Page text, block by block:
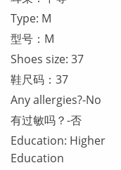
Type: M
型号：M
Shoes size: 37
鞋尺码：37
Any allergies?-No
有过敏吗？-否
Education: Higher
Education